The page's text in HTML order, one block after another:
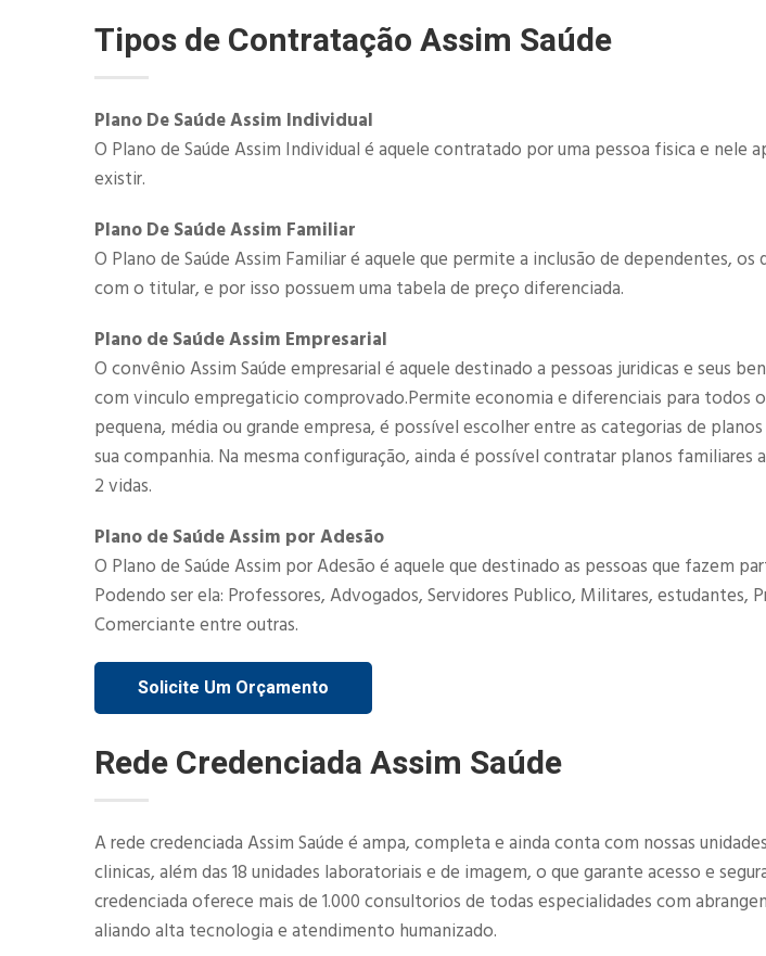
Tipos de Contratação Assim Saúde
Plano De Saúde Assim Individual
O Plano de Saúde Assim Individual é aquele contratado por uma pessoa fisica e nele
existir.
Plano De Saúde Assim Familiar
O Plano de Saúde Assim Familiar é aquele que permite a inclusão de dependentes,
com o titular, e por isso possuem uma tabela de preço diferenciada.
Plano de Saúde Assim Empresarial
O convênio Assim Saúde empresarial é aquele destinado a pessoas juridicas e seus
com vinculo empregaticio comprovado.Permite economia e diferenciais para todos
pequena, média ou grande empresa, é possível escolher entre as categorias de
sua companhia. Na mesma configuração, ainda é possível contratar planos familiares
2 vidas.​
Plano de Saúde Assim por Adesão
O Plano de Saúde Assim por Adesão é aquele que destinado as pessoas que fazem
Podendo ser ela: Professores, Advogados, Servidores Publico, Militares, estudantes,
Comerciante entre outras.
Solicite Um Orçamento
Rede Credenciada Assim Saúde
A rede credenciada Assim Saúde é ampa, completa e ainda conta com nossas
clinicas, além das 18 unidades laboratoriais e de imagem, o que garante acesso e
credenciada oferece mais de 1.000 consultorios de todas especialidades com
aliando alta tecnologia e atendimento humanizado.